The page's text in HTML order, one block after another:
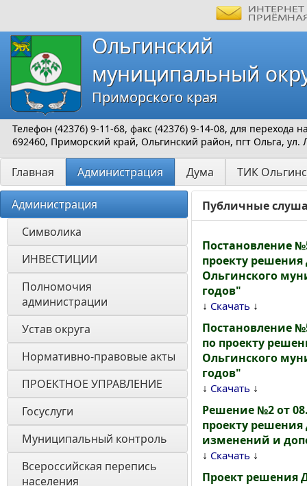
Ольгинский
муниципальный
Приморского края
Телефон (42376) 9-11-68, факс (42376) 9-14-08, для перехода
692460, Приморский край, Ольгинский район, пгт Ольга, ул.
Главная Администрация Дума ТИК
Администрация
Символика
ИНВЕСТИЦИИ
Полномочия
администрации
Устав округа
Нормативно-правовые акты
ПРОЕКТНОЕ УПРАВЛЕНИЕ
Госуслуги
Муниципальный контроль
Всероссийская перепись
населения
Публичные
Постановление
проекту
Ольгинского
годов"
↓ Скачать ↓
Постановление
по проекту
Ольгинского
годов"
↓ Скачать ↓
Решение №2 от
проекту
изменений и
↓ Скачать ↓
Проект решения